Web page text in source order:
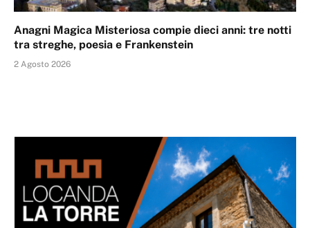
Anagni Magica Misteriosa compie dieci anni: tre notti
tra streghe, poesia e Frankenstein
2 Agosto 2026